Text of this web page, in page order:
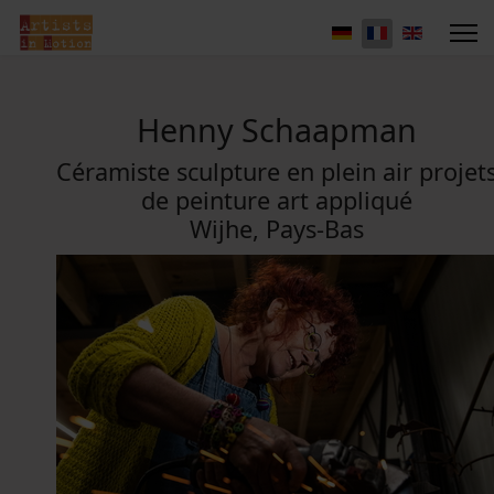
Henny Schaapman
Céramiste sculpture en plein air
de peinture art appliqué
Wijhe, Pays-Bas